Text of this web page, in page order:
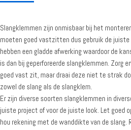
Slangklemmen zijn onmisbaar bij het
moeten goed vastzitten dus gebruik de juiste
hebben een gladde afwerking waardoor de
is dan bij geperforeerde slangklemmen. Zorg
goed vast zit, maar draai deze niet te strak
zowel de slang als de slangklem.
Er zijn diverse soorten slangklemmen in
juiste project of voor de juiste look. Let goed
hou rekening met de wanddikte van de slang.